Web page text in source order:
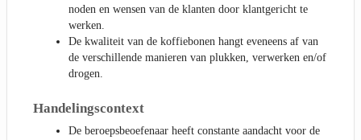
noden en wensen van de klanten door klantgericht te
werken.
De kwaliteit van de koffiebonen hangt eveneens af van
de verschillende manieren van plukken, verwerken en/of
drogen.
Handelingscontext
De beroepsbeoefenaar heeft constante aandacht voor de